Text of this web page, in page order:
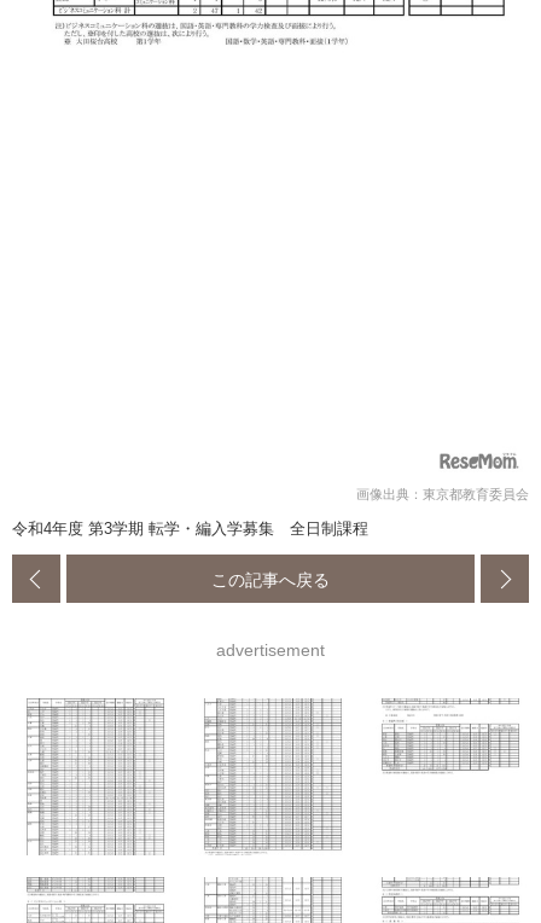
画像出典：東京都教育委員会
令和4年度 第3学期 転学・編入学募集 全日制課程
この記事へ戻る
advertisement